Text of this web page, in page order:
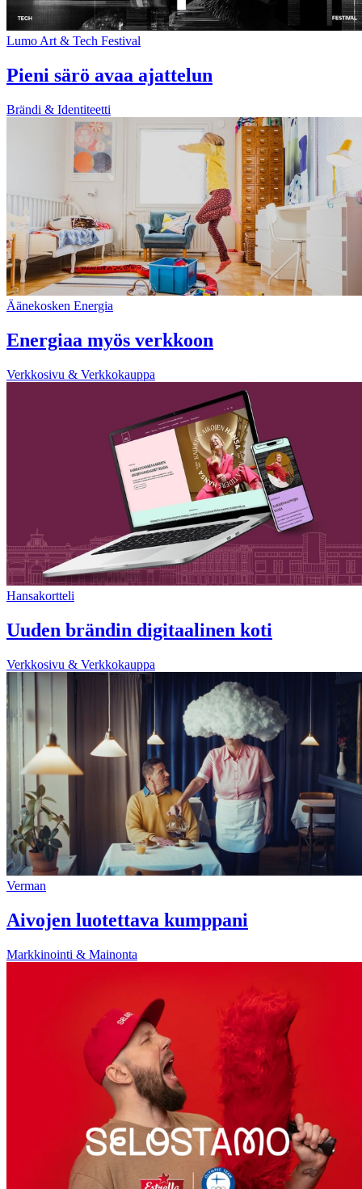
Lumo Art & Tech Festival
Pieni särö avaa ajattelun
Brändi & Identiteetti
Äänekosken Energia
Energiaa myös verkkoon
Verkkosivu & Verkkokauppa
Hansakortteli
Uuden brändin digitaalinen koti
Verkkosivu & Verkkokauppa
Verman
Aivojen luotettava kumppani
Markkinointi & Mainonta